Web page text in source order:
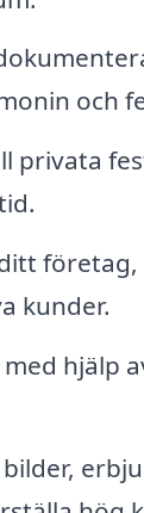
och
privata
kunder.
hjälp